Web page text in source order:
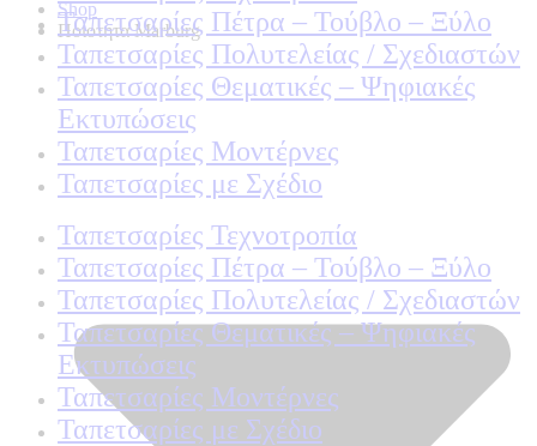
Shop
Ποιοτητα Marburg
Ταπετσαρίες Πέτρα – Τούβλο – Ξύλο
Ταπετσαρίες Πολυτελείας / Σχεδιαστών
Ταπετσαρίες Θεματικές – Ψηφιακές
Εκτυπώσεις
Ταπετσαρίες Μοντέρνες
Ταπετσαρίες με Σχέδιο
Ταπετσαρίες Τεχνοτροπία
Ταπετσαρίες Πέτρα – Τούβλο – Ξύλο
Ταπετσαρίες Πολυτελείας / Σχεδιαστών
Ταπετσαρίες Θεματικές – Ψηφιακές
Εκτυπώσεις
Ταπετσαρίες Μοντέρνες
Ταπετσαρίες με Σχέδιο